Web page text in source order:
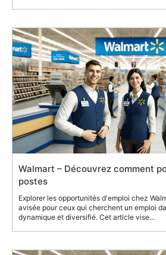
Walmart – Découvrez comment
postes
Explorer les opportunités d'emploi chez
avisée pour ceux qui cherchent un emploi
dynamique et diversifié. Cet article vise...